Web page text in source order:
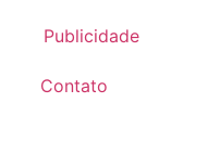
Publicidade
Contato